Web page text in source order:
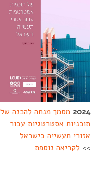
2024 מסמך מנחה להכנה של
תוכניות אסטרטגיות עבור
אזורי תעשייה בישראל
>> לקריאה נוספת